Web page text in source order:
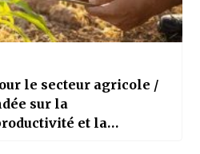
le secteur agricole /
sur la
et la